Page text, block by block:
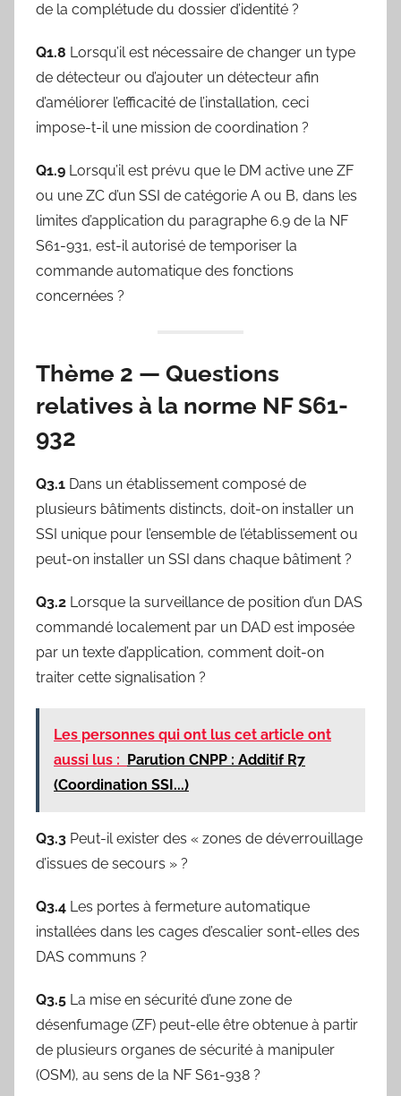
de la complétude du dossier d’identité ?
Q1.8 Lorsqu’il est nécessaire de changer un type
de détecteur ou d’ajouter un détecteur afin
d’améliorer l’efficacité de l’installation, ceci
impose-t-il une mission de coordination ?
Q1.9 Lorsqu’il est prévu que le DM active une ZF
ou une ZC d’un SSI de catégorie A ou B, dans les
limites d’application du paragraphe 6.9 de la NF
S61-931, est-il autorisé de temporiser la
commande automatique des fonctions
concernées ?
Thème 2 — Questions
relatives à la norme NF S61-
932
Q3.1 Dans un établissement composé de
plusieurs bâtiments distincts, doit-on installer un
SSI unique pour l’ensemble de l’établissement ou
peut-on installer un SSI dans chaque bâtiment ?
Q3.2 Lorsque la surveillance de position d’un DAS
commandé localement par un DAD est imposée
par un texte d’application, comment doit-on
traiter cette signalisation ?
Les personnes qui ont lus cet article ont
aussi lus : Parution CNPP : Additif R7
(Coordination SSI...)
Q3.3 Peut-il exister des « zones de déverrouillage
d’issues de secours » ?
Q3.4 Les portes à fermeture automatique
installées dans les cages d’escalier sont-elles des
DAS communs ?
Q3.5 La mise en sécurité d’une zone de
désenfumage (ZF) peut-elle être obtenue à partir
de plusieurs organes de sécurité à manipuler
(OSM), au sens de la NF S61-938 ?